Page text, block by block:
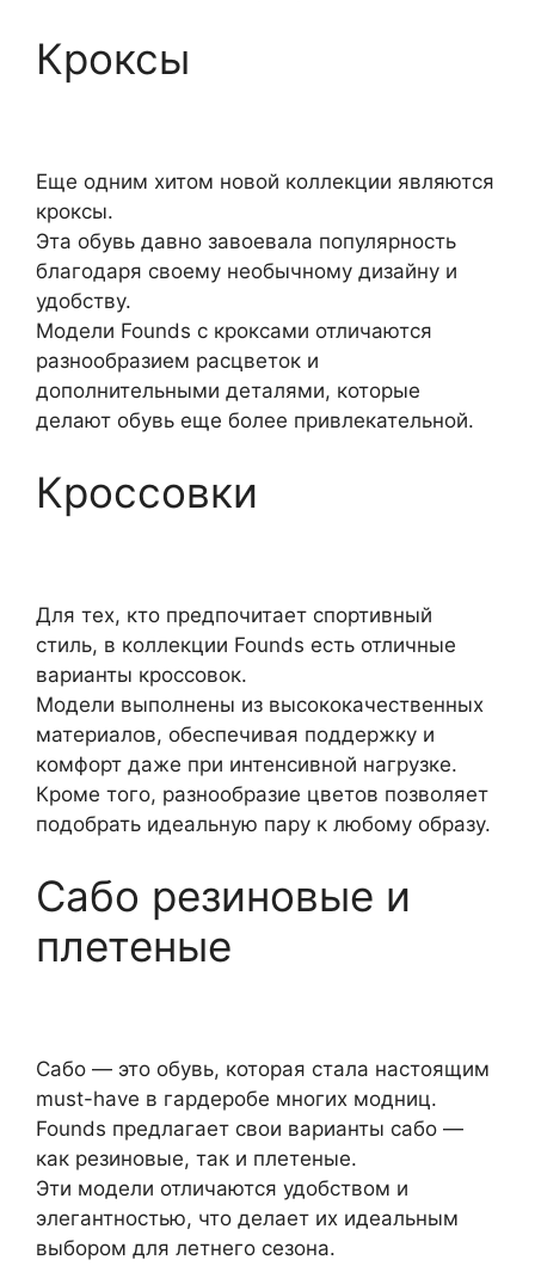
Кроксы
Еще одним хитом новой коллекции являются
кроксы.
Эта обувь давно завоевала популярность
благодаря своему необычному дизайну и
удобству.
Модели Founds с кроксами отличаются
разнообразием расцветок и
дополнительными деталями, которые
делают обувь еще более привлекательной.
Кроссовки
Для тех, кто предпочитает спортивный
стиль, в коллекции Founds есть отличные
варианты кроссовок.
Модели выполнены из высококачественных
материалов, обеспечивая поддержку и
комфорт даже при интенсивной нагрузке.
Кроме того, разнообразие цветов позволяет
подобрать идеальную пару к любому образу.
Сабо резиновые и
плетеные
Сабо — это обувь, которая стала настоящим
must-have в гардеробе многих модниц.
Founds предлагает свои варианты сабо —
как резиновые, так и плетеные.
Эти модели отличаются удобством и
элегантностью, что делает их идеальным
выбором для летнего сезона.